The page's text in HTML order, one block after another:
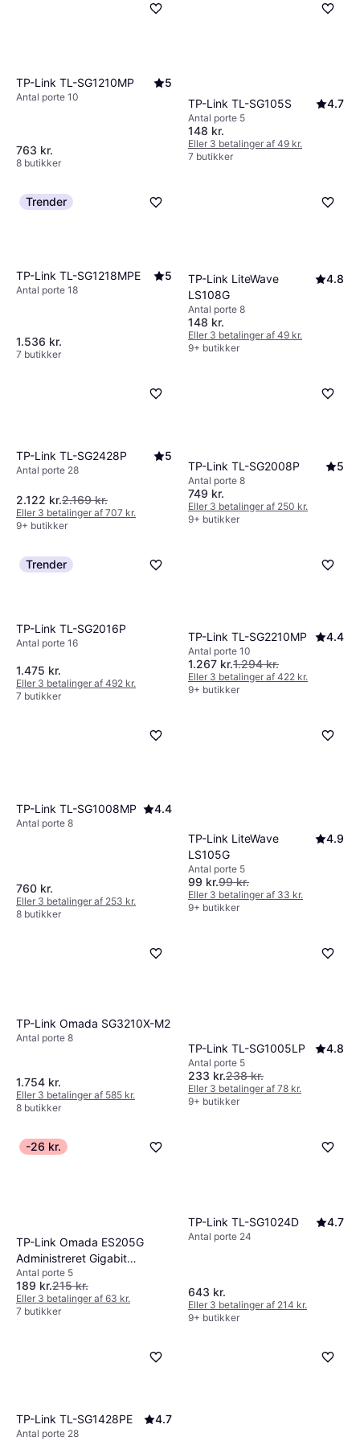
TP-Link TL-SG1210MP 5
Antal porte 10
763 kr.
8 butikker
TP-Link TL-SG105S 4.7
Antal porte 5
148 kr.
Eller 3 betalinger af 49 kr.
7 butikker
Trender
TP-Link TL-SG1218MPE 5
Antal porte 18
1.536 kr.
7 butikker
TP-Link LiteWave
LS108G
4.8
Antal porte 8
148 kr.
Eller 3 betalinger af 49 kr.
9+ butikker
TP-Link TL-SG2428P 5
Antal porte 28
2.122 kr.2.169 kr.
Eller 3 betalinger af 707 kr.
9+ butikker
TP-Link TL-SG2008P 5
Antal porte 8
749 kr.
Eller 3 betalinger af 250 kr.
9+ butikker
Trender
TP-Link TL-SG2016P
Antal porte 16
1.475 kr.
Eller 3 betalinger af 492 kr.
7 butikker
TP-Link TL-SG2210MP 4.4
Antal porte 10
1.267 kr.1.294 kr.
Eller 3 betalinger af 422 kr.
9+ butikker
TP-Link TL-SG1008MP 4.4
Antal porte 8
760 kr.
Eller 3 betalinger af 253 kr.
8 butikker
TP-Link LiteWave
LS105G
4.9
Antal porte 5
99 kr.99 kr.
Eller 3 betalinger af 33 kr.
9+ butikker
TP-Link Omada SG3210X-M2
Antal porte 8
1.754 kr.
Eller 3 betalinger af 585 kr.
8 butikker
TP-Link TL-SG1005LP 4.8
Antal porte 5
233 kr.238 kr.
Eller 3 betalinger af 78 kr.
9+ butikker
-26 kr.
TP-Link Omada ES205G
Administreret Gigabit
Ethernet
Antal porte 5
189 kr.215 kr.
Eller 3 betalinger af 63 kr.
7 butikker
TP-Link TL-SG1024D 4.7
Antal porte 24
643 kr.
Eller 3 betalinger af 214 kr.
9+ butikker
TP-Link TL-SG1428PE 4.7
Antal porte 28
administrerbare muligheder. Tænk også på
Dette eliminerer behovet for separate
en PoE-switch være en praktisk løsning.